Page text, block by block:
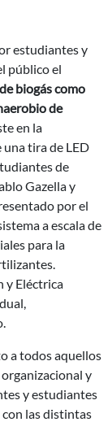
estudiantes y
público el
biogás como
de
en la
una tira de LED
de
Gazella y
por el
a escala de
para la
y Eléctrica
a todos aquellos
y
y estudiantes
las distintas